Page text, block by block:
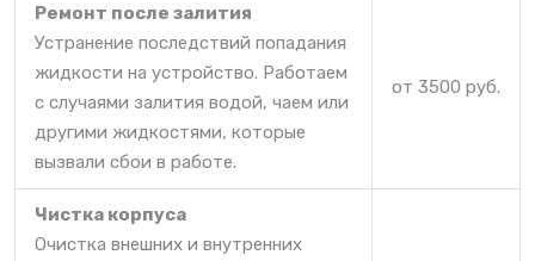
Ремонт после залития
Устранение последствий попадания
жидкости на устройство. Работаем
с случаями залития водой, чаем или
другими жидкостями, которые
вызвали сбои в работе.
от 3500 руб.
Чистка корпуса
Очистка внешних и внутренних